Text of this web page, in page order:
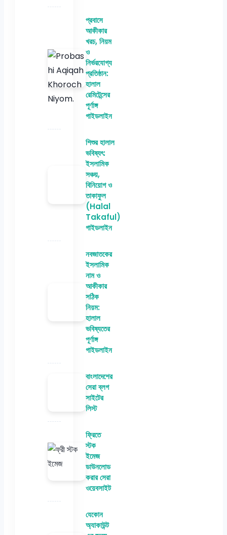
প্রবাসে
আকীকার
খরচ, নিয়ম
ও
নির্ভরযোগ্য
প্রতিষ্ঠান:
হালাল
রেমিটেন্সের
পূর্ণাঙ্গ
গাইডলাইন
শিশুর হালাল
ভবিষ্যৎ:
ইসলামিক
সঞ্চয়,
বিনিয়োগ ও
তাকাফুল
(Halal
Takaful)
গাইডলাইন
নবজাতকের
ইসলামিক
নাম ও
আকীকার
সঠিক
নিয়ম:
হালাল
ভবিষ্যতের
পূর্ণাঙ্গ
গাইডলাইন
বাংলাদেশের
সেরা ব্লগ
সাইটের
লিস্ট
ফ্রিতে
স্টক
ইমেজ
ডাউনলোড
করার সেরা
ওয়েবসাইট
যেকোন
অ্যাকাউন্ট